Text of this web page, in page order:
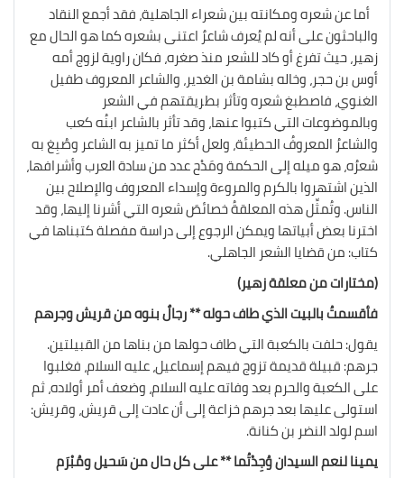
أما عن شعره ومكانته بين شعراء الجاهلية، فقد أجمع النقاد
والباحثون على أنه لم يُعرف شاعرٌ اعتنى بشعره كما هو الحال مع
زهير، حيث تفرغ أو كاد للشعر منذ صغره، فكان راوية لزوج أمه
أوس بن حجر، وخاله بشامة بن الغدير، والشاعر المعروف طفيل
الغنوي، فاصطبغ شعره وتأثر بطريقتهم في الشعر
وبالموضوعات التي كتبوا عنها، وقد تأثر بالشاعر ابنُه كعب
والشاعرُ المعروفُ الحطيئة، ولعل أكثر ما تميز به الشاعر وصُبِغ به
شعرُه، هو ميله إلى الحكمة ومَدْح عدد من سادة العرب وأشرافها،
الذين اشتهروا بالكرم والمروءة وإسداء المعروف والإصلاح بين
الناس. وتُمثِّل هذه المعلقةُ خصائصَ شعره التي أشرنا إليها، وقد
اخترنا بعض أبياتها ويمكن الرجوع إلى دراسة مفصلة كتبناها في
كتاب: من قضايا الشعر الجاهلي.
(مختارات من معلقة زهير)
فأقسمتُ بالبيت الذي طاف حوله ** رجالٌ بنوه من قريش وجرهم
يقول: حلفت بالكعبة التي طاف حولها من بناها من القبيلتين.
جرهم: قبيلة قديمة تزوج فيهم إسماعيل، عليه السلام، فغلبوا
على الكعبة والحرم بعد وفاته عليه السلام، وضعف أمر أولاده، ثم
استولى عليها بعد جرهم خزاعة إلى أن عادت إلى قريش، وقريش:
اسم لولد النضر بن كنانة.
يمينا لنعم السيدان وُجِدْتُما ** على كل حال من سَحيل ومُبْرَم